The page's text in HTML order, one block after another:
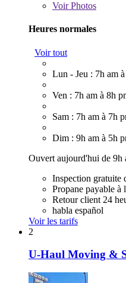
VoirPhotos
Heures normales
Voir tout
Lun - Jeu : 7h am
Ven : 7h am à 8h
Sam : 7h am à 7h
Dim : 9h am à 5h
Ouvert aujourd'hui de 9h
Inspection gratuite
Propane payable à
Retour client 24
habla español
Voir les tarifs
2
U-Haul Moving &